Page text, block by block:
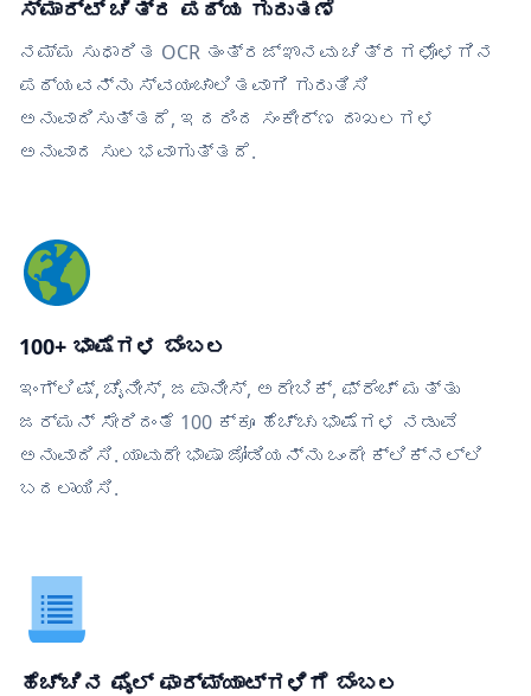
ಸ್ಮಾರ್ಟ್ ಚಿತ್ರ ಪಠ್ಯ ಗುರುತಣೆ
ನಮ್ಮ ಸುಧಾರಿತ OCR ತಂತ್ರಜ್ಞಾನವು ಚಿತ್ರಗಳೊಳಗಿನ
ಪಠ್ಯವನ್ನು ಸ್ವಯಂಚಾಲಿತವಾಗಿ ಗುರುತಿಸಿ
ಅನುವಾದಿಸುತ್ತದೆ, ಇದರಿಂದ ಸಂಕೀರ್ಣ ದಾಖಲಗಳ
ಅನುವಾದ ಸುಲಭವಾಗುತ್ತದೆ.
100+ ಭಾಷೆಗಳ ಬೆಂಬಲ
ಇಂಗ್ಲಿಷ್, ಚೈನೀಸ್, ಜಪಾನೀಸ್, ಅರೇಬಿಕ್, ಫ್ರೆಂಚ್ ಮತ್ತು
ಜರ್ಮನ್ ಸೇರಿದಂತೆ 100 ಕ್ಕೂ ಹೆಚ್ಚು ಭಾಷೆಗಳ ನಡುವೆ
ಅನುವಾದಿಸಿ. ಯಾವುದೇ ಭಾಷಾ ಜೋಡಿಯನ್ನು ಒಂದೇ ಕ್ಲಿಕ್‌ನಲ್ಲಿ
ಬದಲಾಯಿಸಿ.
ಹೆಚ್ಚಿನ ಫೈಲ್ ಫಾರ್ಮ್ಯಾಟ್‌ಗಳಿಗೆ ಬೆಂಬಲ